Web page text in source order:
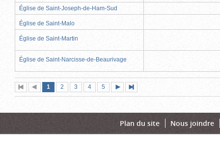
Église de Saint-Joseph-de-Ham-Sud
Église de Saint-Malo
Église de Saint-Martin
Église de Saint-Narcisse-de-Beaurivage
Première
page
Page
précédente
Page
1 (page
actuelle)
Page
2 Page
3 Page
4 Page
5
suivante
page
Plan du site Nous joindre